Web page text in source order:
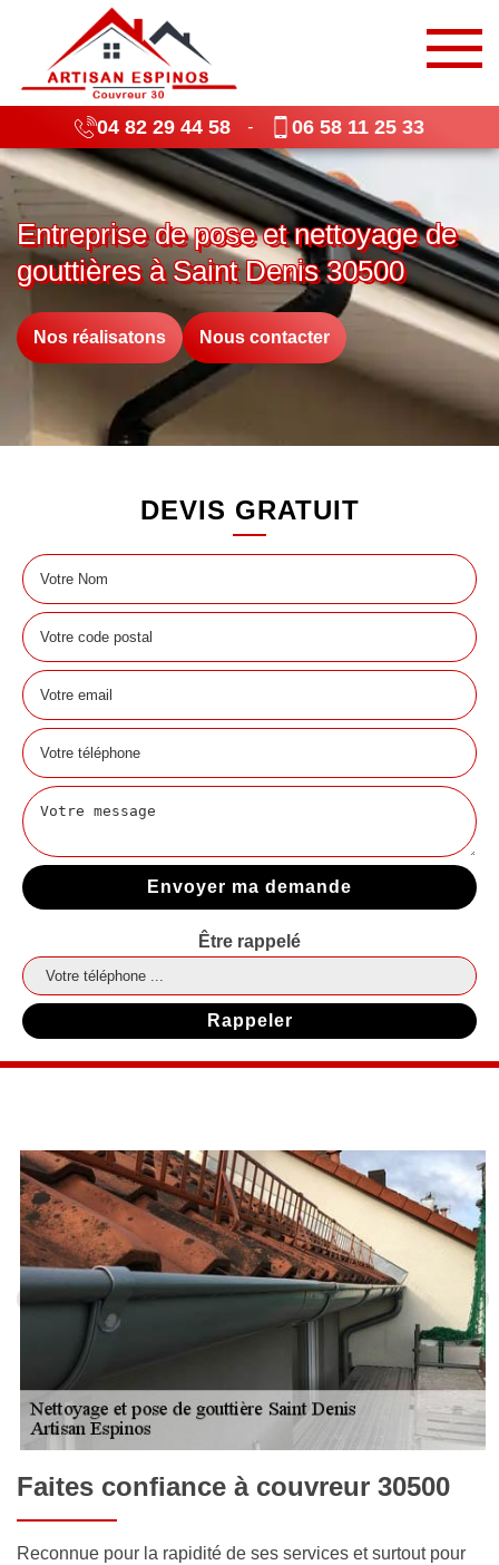
04 82 29 44 58 - 06 58 11 25 33
Entreprise de pose et nettoyage de
gouttières à Saint Denis 30500
Nos réalisatons Nous contacter
DEVIS GRATUIT
Être rappelé
Faites confiance à couvreur 30500
Reconnue pour la rapidité de ses services et surtout pour